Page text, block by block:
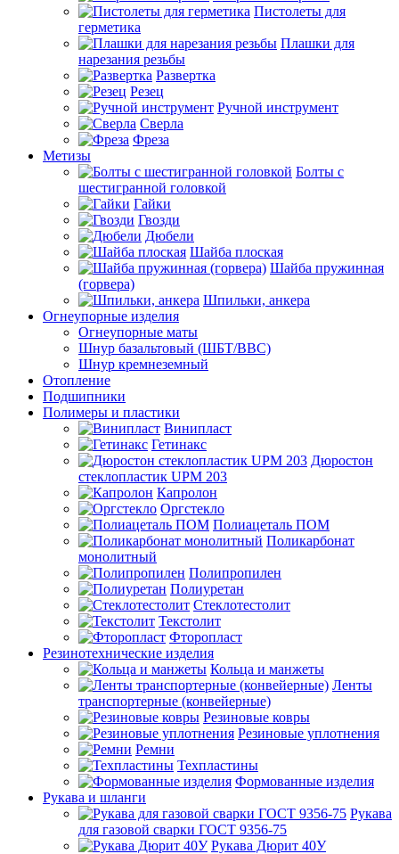
Пистолеты для
герметика
Плашки для
нарезания резьбы
Развертка
Резец
Ручной инструмент
Сверла
Фреза
Метизы
Болты с
шестигранной головкой
Гайки
Гвозди
Дюбели
Шайба плоская
Шайба пружинная
(горвера)
Шпильки, анкера
Огнеупорные изделия
Огнеупорные маты
Шнур базальтовый (ШБТ/ВВС)
Шнур кремнеземный
Отопление
Подшипники
Полимеры и пластики
Винипласт
Гетинакс
Дюростон
стеклопластик UPM 203
Капролон
Оргстекло
Полиацеталь ПОМ
Поликарбонат
монолитный
Полипропилен
Полиуретан
Стеклотестолит
Текстолит
Фторопласт
Резинотехнические изделия
Кольца и манжеты
Ленты
транспортерные (конвейерные)
Резиновые ковры
Резиновые уплотнения
Ремни
Техпластины
Формованные изделия
Рукава и шланги
Рукава
для газовой сварки ГОСТ 9356-75
Рукава Дюрит 40У